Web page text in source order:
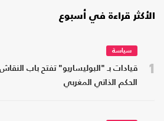
الأكثر قراءة في أسبوع
1
سياسة
قيادات بـ "البوليساريو" تفتح باب
الحكم الذاتي المغربي